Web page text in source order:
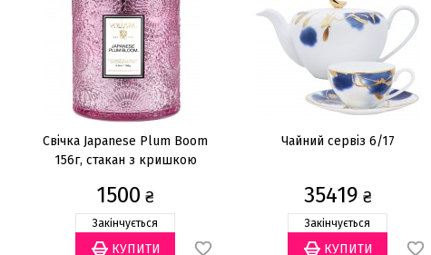
Свічка Japanese Plum Boom
156г, стакан з кришкою
1500 ₴
Закінчується
Чайний сервіз 6/17
35419 ₴
Закінчується